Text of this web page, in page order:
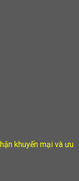
khuyến mại và ưu